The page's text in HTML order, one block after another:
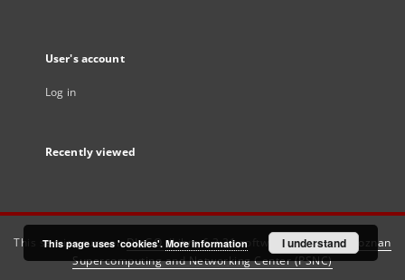
User's account
Log in
Recently viewed
This service runs onDInGO dLibra 6.3.21software created by
Poznan
Supercomputing and Networking Center (PSNC)
This page uses 'cookies'. More information I understand